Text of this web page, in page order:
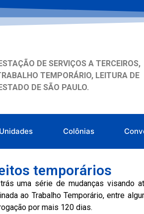
DE SERVIÇOS A TERCEIROS,
TEMPORÁRIO, LEITURA DE
DE SÃO PAULO.
Unidades Colônias
temporários
uma série de mudanças visando
ao Trabalho Temporário, entre
por mais 120 dias.